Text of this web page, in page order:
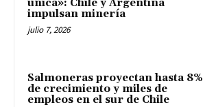
única»: Chile y Argentina
impulsan minería
julio 7, 2026
Salmoneras proyectan hasta 8%
de crecimiento y miles de
empleos en el sur de Chile